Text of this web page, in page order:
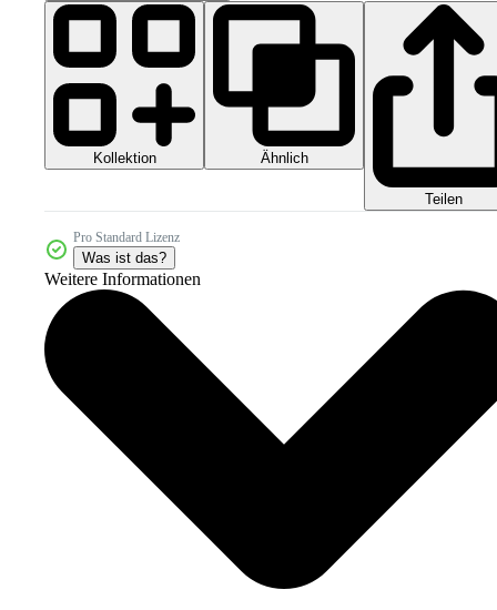
Kollektion Ähnlich
Teilen
Pro Standard Lizenz
Was ist das?
Weitere Informationen